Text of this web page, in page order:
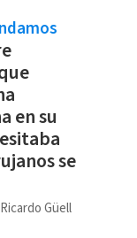
en su
se
Ricardo Güell